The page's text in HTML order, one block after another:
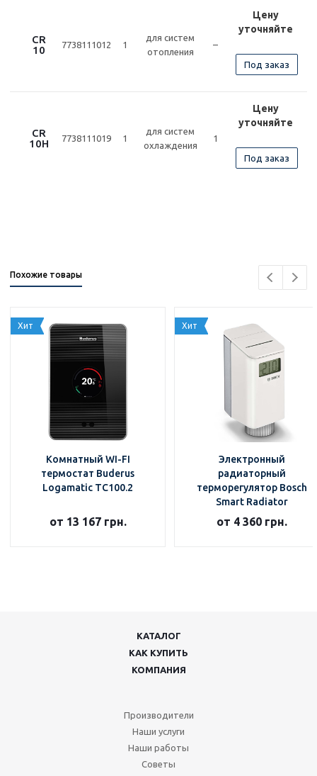
CR
10
7738111012 1
для систем
отопления
–
Цену
уточняйте
Под заказ
CR
10H
7738111019 1
для систем
охлаждения
1
Цену
уточняйте
Под заказ
Похожие товары
Хит
Комнатный WI-FI
термостат Buderus
Logamatic TC100.2
от 13 167 грн.
Хит
Электронный
радиаторный
терморегулятор Bosch
Smart Radiator
Thermostat
от 4 360 грн.
КАТАЛОГ
КАК КУПИТЬ
КОМПАНИЯ
Производители
Наши услуги
Наши работы
Советы